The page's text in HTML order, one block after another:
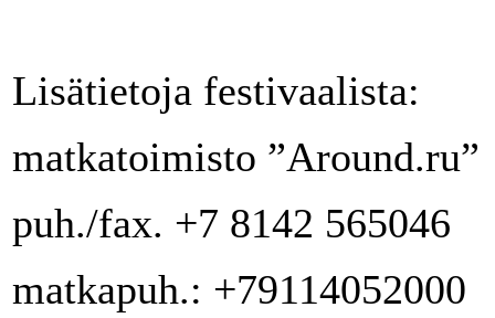
Lisätietoja festivaalista:
matkatoimisto ”Around.ru”
puh./fax. +7 8142 565046
matkapuh.: +79114052000